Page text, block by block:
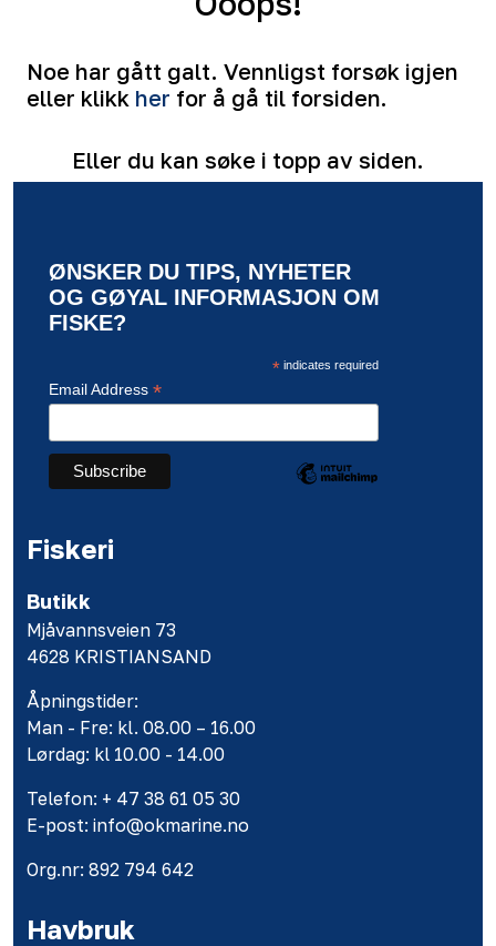
Noe har gått galt. Vennligst forsøk igjen
eller klikk her for å gå til forsiden.
Eller du kan søke i topp av siden.
ØNSKER DU TIPS, NYHETER
OG GØYAL INFORMASJON OM
FISKE?
*indicates required
Email Address *
Fiskeri
Butikk
Mjåvannsveien 73
4628 KRISTIANSAND
Åpningstider:
Man - Fre: kl. 08.00 – 16.00
Lørdag: kl 10.00 - 14.00
Telefon: + 47 38 61 05 30
E-post: info@okmarine.no
Org.nr: 892 794 642
Havbruk